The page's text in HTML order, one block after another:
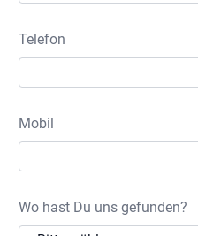
Telefon
Mobil
Wo hast Du uns gefunden?